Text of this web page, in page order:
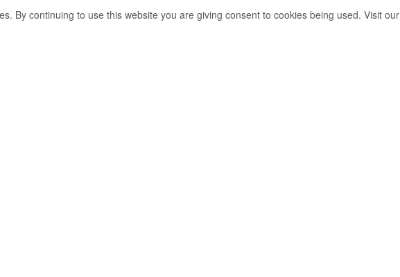
By continuing to use this website you are giving consent to cookies being used. Visit our